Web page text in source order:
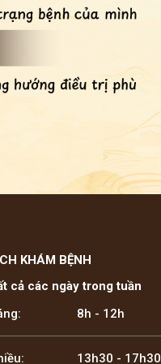
KHÁM BỆNH
cả các ngày trong tuần
8h - 12h
13h30 - 17h30